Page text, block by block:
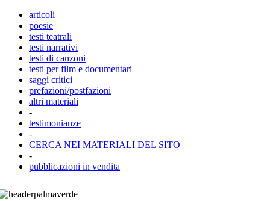
articoli
poesie
testi teatrali
testi narrativi
testi di canzoni
testi per film e documentari
saggi critici
prefazioni/postfazioni
altri materiali
-
testimonianze
-
CERCA NEI MATERIALI DEL SITO
-
pubblicazioni in vendita